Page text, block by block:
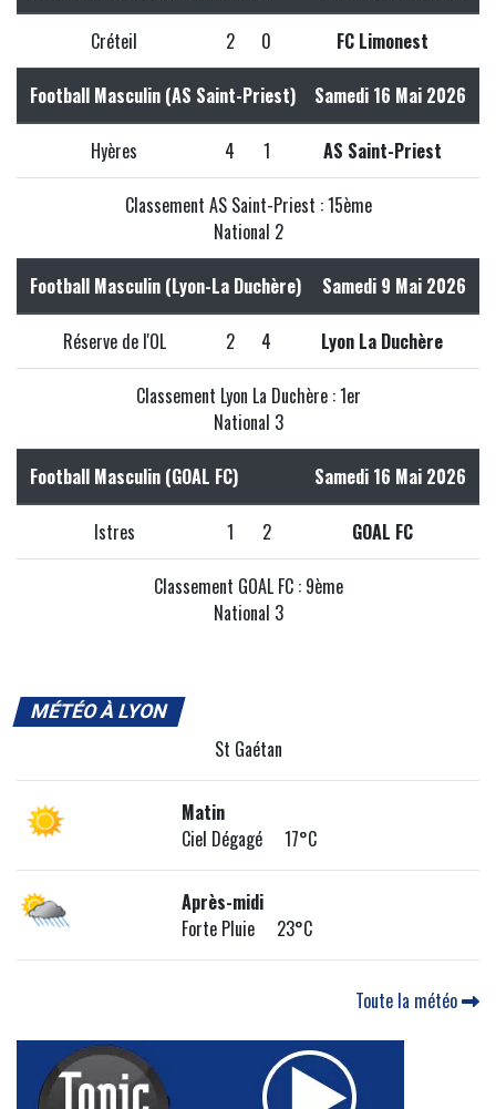
Créteil 2 0 FC Limonest
Football Masculin (AS Saint-Priest) Samedi 16 Mai 2026
Hyères 4 1 AS Saint-Priest
Classement AS Saint-Priest : 15ème
National 2
Football Masculin (Lyon-La Duchère) Samedi 9 Mai 2026
Réserve de l'OL 2 4 Lyon La Duchère
Classement Lyon La Duchère : 1er
National 3
Football Masculin (GOAL FC) Samedi 16 Mai 2026
Istres 1 2 GOAL FC
Classement GOAL FC : 9ème
National 3
MÉTÉO À LYON
St Gaétan
Matin
Ciel Dégagé 17°C
Après-midi
Forte Pluie 23°C
Toute la météo